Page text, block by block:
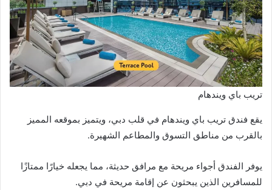
تريب باي ويندهام
يقع فندق تريب باي ويندهام في قلب دبي، ويتميز بموقعه المميز
بالقرب من مناطق التسوق والمطاعم الشهيرة.
يوفر الفندق أجواء مريحة مع مرافق حديثة، مما يجعله خيارًا ممتازًا
للمسافرين الذين يبحثون عن إقامة مريحة في دبي.